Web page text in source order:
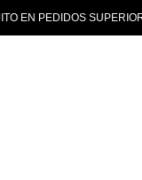
SUPERIORES A